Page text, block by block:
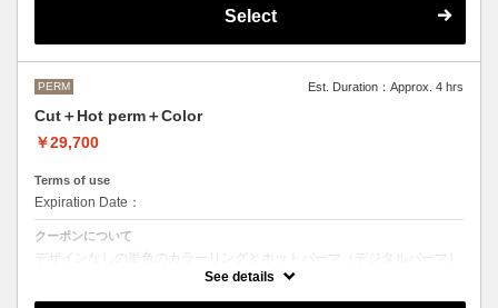
●カラーリングは髪の長さにより別途ロング料金を頂戴いたします。
Select
PERM Est. Duration：Approx. 4 hrs
Cut＋Hot perm＋Color
￥29,700
Terms of use
Expiration Date：
クーポンについて
デザインなしの単色のカラーリングとホットパーマ（デジタルパーマ）
See details